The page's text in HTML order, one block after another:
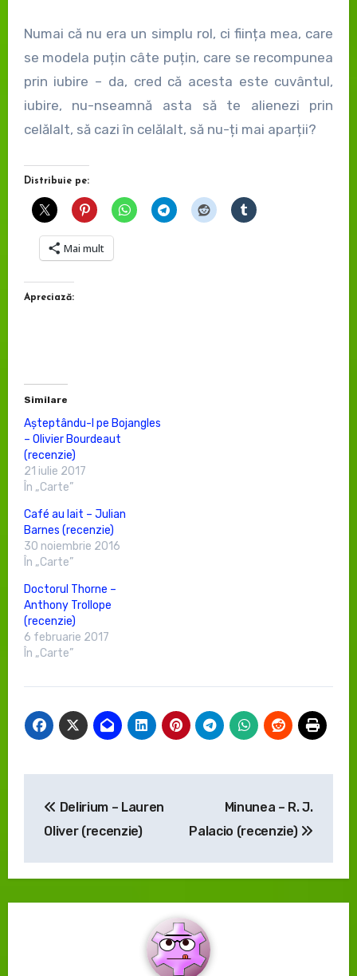
Numai că nu era un simplu rol, ci ființa mea, care
se modela puțin câte puțin, care se recompunea
prin iubire – da, cred că acesta este cuvântul,
iubire, nu-nseamnă asta să te alienezi prin
celălalt, să cazi în celălalt, să nu-ți mai aparții?
Distribuie pe:
Mai mult
Apreciază:
Similare
Așteptându-l pe Bojangles
– Olivier Bourdeaut
(recenzie)
21 iulie 2017
În „Carte”
Café au lait – Julian
Barnes (recenzie)
30 noiembrie 2016
În „Carte”
Doctorul Thorne –
Anthony Trollope
(recenzie)
6 februarie 2017
În „Carte”
în
Delirium – Lauren
Oliver (recenzie)
Minunea – R. J.
Palacio (recenzie)